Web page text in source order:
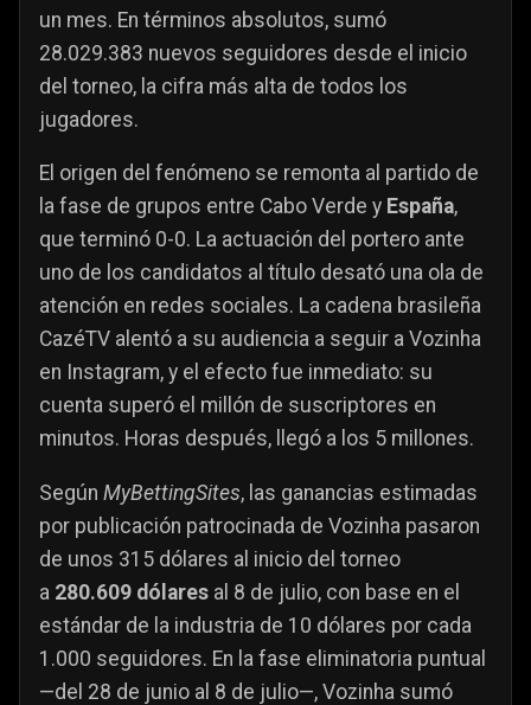
un mes. En términos absolutos, sumó
28.029.383 nuevos seguidores desde el inicio
del torneo, la cifra más alta de todos los
jugadores.
El origen del fenómeno se remonta al partido de
la fase de grupos entre Cabo Verde y España,
que terminó 0-0. La actuación del portero ante
uno de los candidatos al título desató una ola de
atención en redes sociales. La cadena brasileña
CazéTV alentó a su audiencia a seguir a Vozinha
en Instagram, y el efecto fue inmediato: su
cuenta superó el millón de suscriptores en
minutos. Horas después, llegó a los 5 millones.
Según MyBettingSites, las ganancias estimadas
por publicación patrocinada de Vozinha pasaron
de unos 315 dólares al inicio del torneo
a 280.609 dólares al 8 de julio, con base en el
estándar de la industria de 10 dólares por cada
1.000 seguidores. En la fase eliminatoria puntual
—del 28 de junio al 8 de julio—, Vozinha sumó